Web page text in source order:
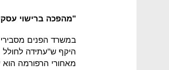
"מהפכה ברישוי
במשרד הפנים
היקף ש"עתידה
מאחורי הרפורמה הוא